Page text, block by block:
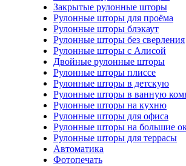
Закрытые рулонные шторы
Рулонные шторы для проёма
Рулонные шторы блэкаут
Рулонные шторы без сверления
Рулонные шторы с Алисой
Двойные рулонные шторы
Рулонные шторы плиссе
Рулонные шторы в детскую
Рулонные шторы в ванную
Рулонные шторы на кухню
Рулонные шторы для офиса
Рулонные шторы на большие
Рулонные шторы для террасы
Автоматика
Фотопечать